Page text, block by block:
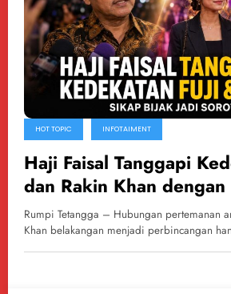
HOT TOPIC INFOTAIMENT
Haji Faisal Tanggapi
dan Rakin Khan
Bijaksana
Rumpi Tetangga – Hubungan pertemanan
Khan belakangan menjadi perbincangan